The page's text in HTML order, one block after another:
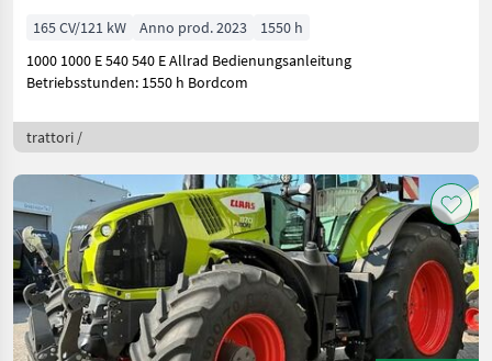
165 CV/121 kW Anno prod. 2023
1550 h
1000 1000 E 540 540 E Allrad Bedienungsanleitung
Betriebsstunden: 1550 h Bordcom
trattori /